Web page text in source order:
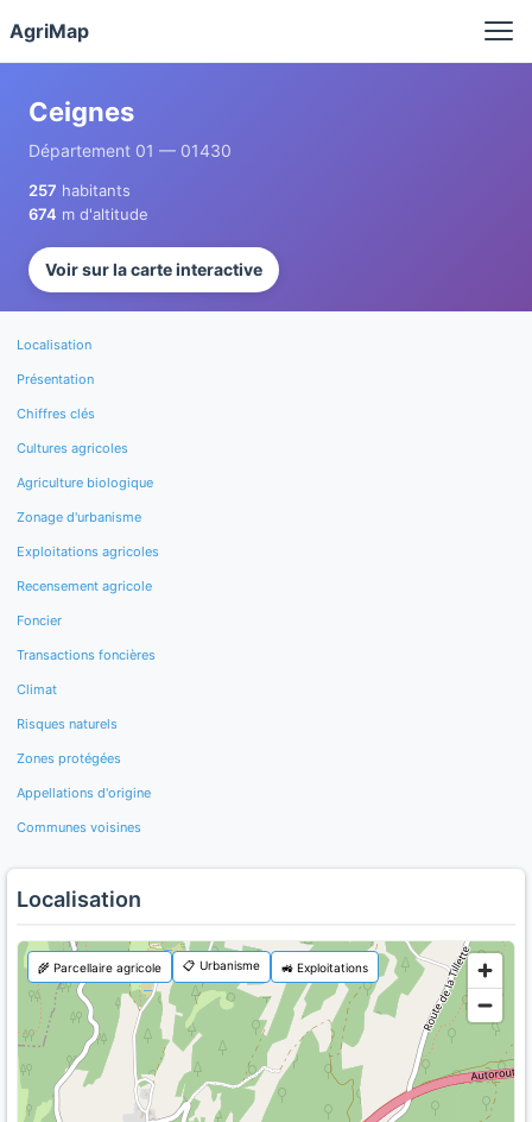
AgriMap
Ceignes
Département 01 — 01430
257 habitants
674 m d'altitude
Voir sur la carte interactive
Localisation
Présentation
Chiffres clés
Cultures agricoles
Agriculture biologique
Zonage d'urbanisme
Exploitations agricoles
Recensement agricole
Foncier
Transactions foncières
Climat
Risques naturels
Zones protégées
Appellations d'origine
Communes voisines
Localisation
🌾 Parcellaire agricole 📋 Urbanisme 🚜 Exploitations